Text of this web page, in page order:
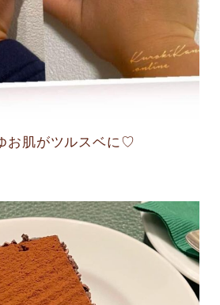
お肌がツルスベに♡